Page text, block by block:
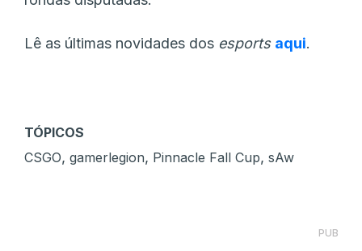
Lê as últimas novidades dos esports aqui.
TÓPICOS
CSGO, gamerlegion, Pinnacle Fall Cup, sAw
PUB